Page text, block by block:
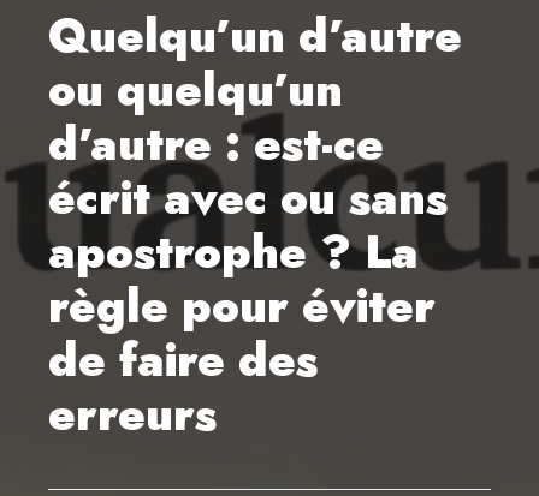
Quelqu’un d’autre
ou quelqu’un
d’autre : est-ce
écrit avec ou sans
apostrophe ? La
règle pour éviter
de faire des
erreurs